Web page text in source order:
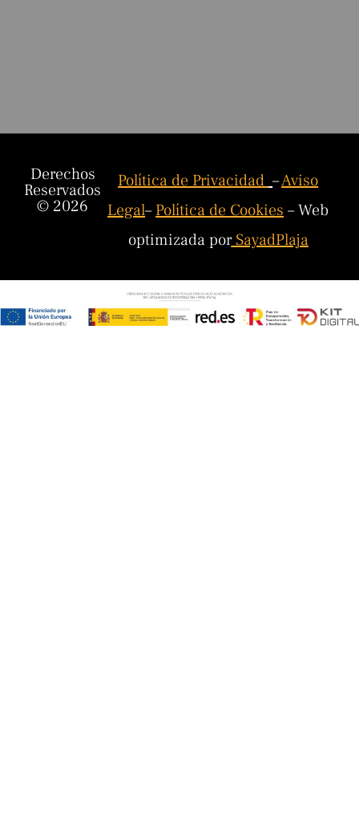
Derechos
Reservados
© 2026
Política de Privacidad–Aviso
Legal–Política de Cookies– Web
optimizada porSayadPlaja